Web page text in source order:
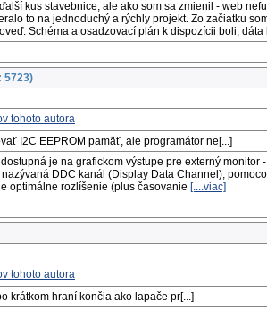
kus stavebnice, ale ako som sa zmienil - web
to na jednoduchý a rýchly projekt. Zo začiatku
Schéma a osadzovací plán k dispozícii boli, dáta
5723)
I2C EEPROM pamäť, ale programátor ne[...]
je na grafickom výstupe pre externý
DDC kanál (Display Data Channel),
optimálne rozlíšenie (plus časovanie [....viac]
krátkom hraní končia ako lapače pr[...]